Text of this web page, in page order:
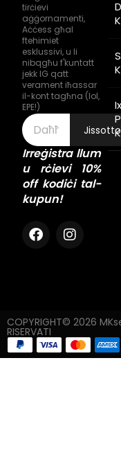
tirċievi
aġġornamenti,
Aċċess għal
ftehimiet
esklussivi, u li
nibqgħu f'kuntatt
jekk IG qatt
verament iħassar
il-kont tagħna (lol,
EPE!)
Irreġistra llum
u rċievi 10%
off kodiċi tal-
kupun!
COPYRIGHT© 2026
RISERVATI